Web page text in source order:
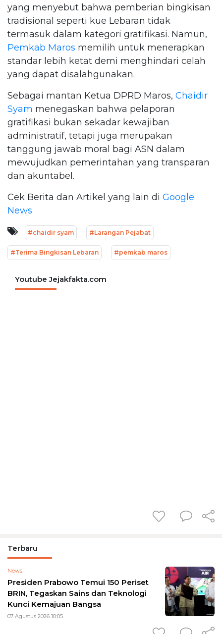
yang menyebut bahwa pemberian bingkisan
tradisional seperti kue Lebaran tidak
termasuk dalam kategori gratifikasi. Namun,
Pemkab Maros memilih untuk menerapkan
standar lebih ketat demi menghindari celah
yang dapat disalahgunakan.
Sebagai mantan Ketua DPRD Maros, Chaidir
Syam menegaskan bahwa pelaporan
gratifikasi bukan sekadar kewajiban
administratif, tetapi juga merupakan
tanggung jawab moral bagi ASN dalam
mewujudkan pemerintahan yang transparan
dan akuntabel.
Cek Berita dan Artikel yang lain di Google
News
#chaidir syam #Larangan Pejabat
#Terima Bingkisan Lebaran #pemkab maros
Youtube Jejakfakta.com
Terbaru
News
Presiden Prabowo Temui 150 Periset
BRIN, Tegaskan Sains dan Teknologi
Kunci Kemajuan Bangsa
07 Agustus 2026 10:05